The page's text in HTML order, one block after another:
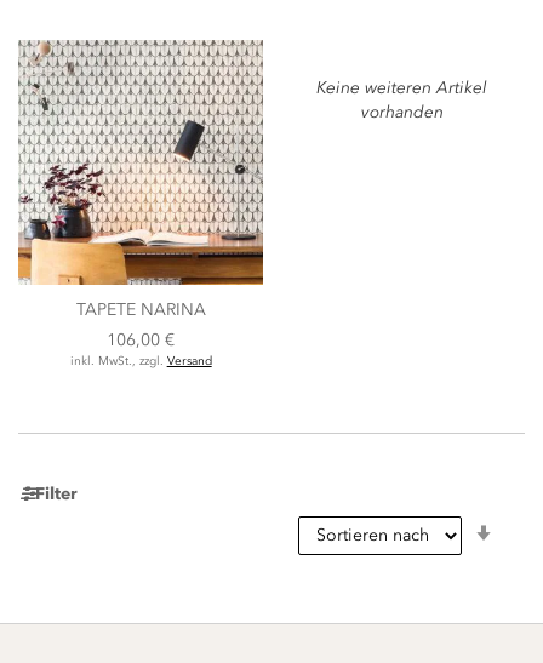
TAPETE NARINA
106,00 €
inkl. MwSt., zzgl. Versand
Keine weiteren Artikel
vorhanden
Filter